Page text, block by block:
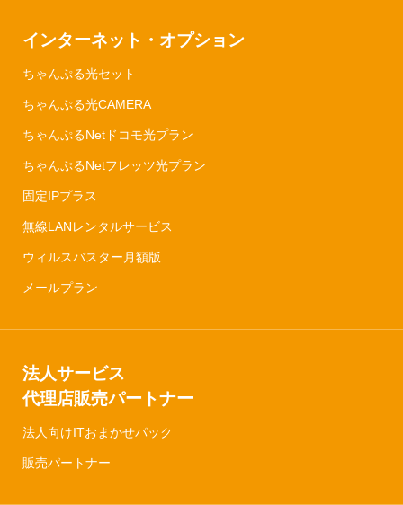
インターネット・オプション
ちゃんぷる光セット
ちゃんぷる光CAMERA
ちゃんぷるNetドコモ光プラン
ちゃんぷるNetフレッツ光プラン
固定IPプラス
無線LANレンタルサービス
ウィルスバスター月額版
メールプラン
法人サービス
代理店販売パートナー
法人向けITおまかせパック
販売パートナー